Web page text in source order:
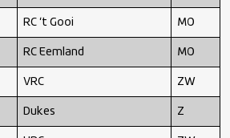
RC ‘t Gooi MO
RC Eemland MO
VRC ZW
Dukes Z